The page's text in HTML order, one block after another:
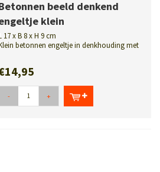
beeld denkend
klein
17 x B 8 x H 9 cm
betonnen engeltje in denkhouding met
- +